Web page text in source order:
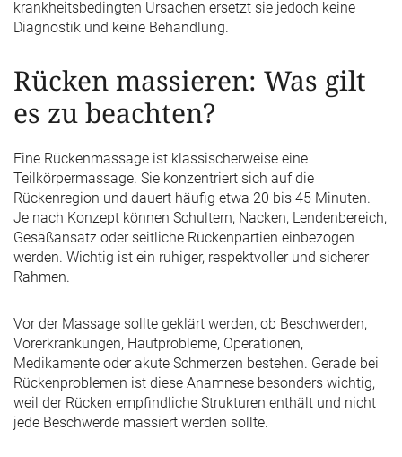
krankheitsbedingten Ursachen ersetzt sie jedoch keine
Diagnostik und keine Behandlung.
Rücken massieren: Was gilt
es zu beachten?
Eine Rückenmassage ist klassischerweise eine
Teilkörpermassage. Sie konzentriert sich auf die
Rückenregion und dauert häufig etwa 20 bis 45 Minuten.
Je nach Konzept können Schultern, Nacken, Lendenbereich,
Gesäßansatz oder seitliche Rückenpartien einbezogen
werden. Wichtig ist ein ruhiger, respektvoller und sicherer
Rahmen.
Vor der Massage sollte geklärt werden, ob Beschwerden,
Vorerkrankungen, Hautprobleme, Operationen,
Medikamente oder akute Schmerzen bestehen. Gerade bei
Rückenproblemen ist diese Anamnese besonders wichtig,
weil der Rücken empfindliche Strukturen enthält und nicht
jede Beschwerde massiert werden sollte.